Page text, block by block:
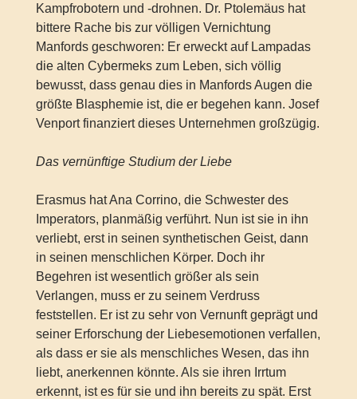
Kampfrobotern und -drohnen. Dr. Ptolemäus hat
bittere Rache bis zur völligen Vernichtung
Manfords geschworen: Er erweckt auf Lampadas
die alten Cybermeks zum Leben, sich völlig
bewusst, dass genau dies in Manfords Augen die
größte Blasphemie ist, die er begehen kann. Josef
Venport finanziert dieses Unternehmen großzügig.
Das vernünftige Studium der Liebe
Erasmus hat Ana Corrino, die Schwester des
Imperators, planmäßig verführt. Nun ist sie in ihn
verliebt, erst in seinen synthetischen Geist, dann
in seinen menschlichen Körper. Doch ihr
Begehren ist wesentlich größer als sein
Verlangen, muss er zu seinem Verdruss
feststellen. Er ist zu sehr von Vernunft geprägt und
seiner Erforschung der Liebesemotionen verfallen,
als dass er sie als menschliches Wesen, das ihn
liebt, anerkennen könnte. Als sie ihren Irrtum
erkennt, ist es für sie und ihn bereits zu spät. Erst